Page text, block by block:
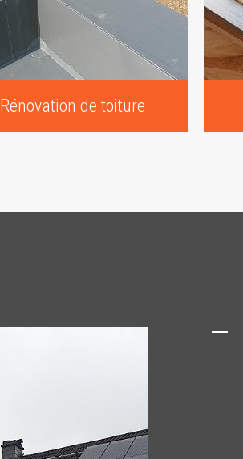
Rénovation de toiture